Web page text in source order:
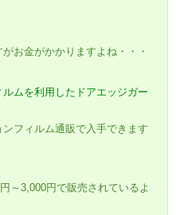
お金がかかりますよね・・・
ムを利用したドアエッジガー
フィルム通販で入手できます
～3,000円で販売されているよ